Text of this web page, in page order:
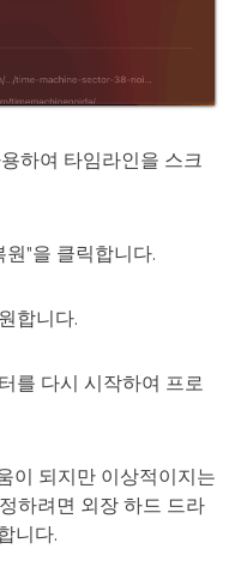
하여 타임라인을 스크
원"을 클릭합니다.
합니다.
를 다시 시작하여 프로
이 되지만 이상적이지는
하려면 외장 하드 드라
니다.